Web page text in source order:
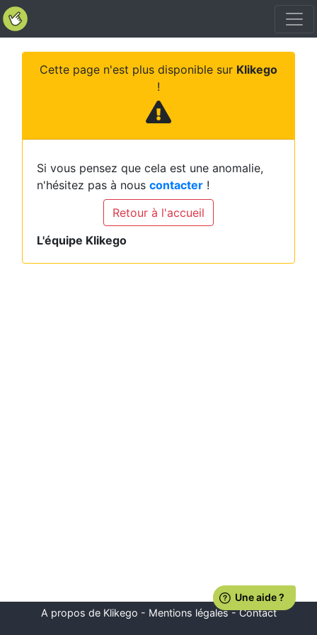
Cette page n'est plus disponible sur Klikego
!
Si vous pensez que cela est une anomalie,
n'hésitez pas à nous contacter !
Retour à l'accueil
L'équipe Klikego
A propos de Klikego - Mentions légales-Contact